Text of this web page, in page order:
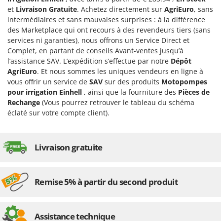
Désherbeurs thermiques et mécaniques
Déshumidificateurs
Draineuses
E
Échelles en aluminium
Effaroucheurs d'oiseaux
Effeuilleuses pour olives
Égreneuses à maïs
Enfouisseurs de pierres
Épareuses pour tracteur
Équipements de protection des voies respiratoires
Bosch
Brumi
BullMach
C
C.EL.ME.
Calory Forni
Campagnola
Campingaz
Ceccato Olindo
Char-Broil
Classe
Cofra
et Livraison Gratuite. Achetez directement sur AgriEuro, sans
intermédiaires et sans mauvaises surprises : à la différence
des Marketplace qui ont recours à des revendeurs tiers (sans
services ni garanties), nous offrons un Service Direct et
Complet, en partant de conseils Avant-ventes jusqu’à
l’assistance SAV. L’expédition s’effectue par notre Dépôt
AgriEuro. Et nous sommes les uniques vendeurs en ligne à
vous offrir un service de SAV sur des produits Motopompes
pour irrigation Einhell , ainsi que la fourniture des Pièces de
Rechange (Vous pourrez retrouver le tableau du schéma
éclaté sur votre compte client).
Livraison gratuite
Remise 5% à partir du second produit
Assistance technique